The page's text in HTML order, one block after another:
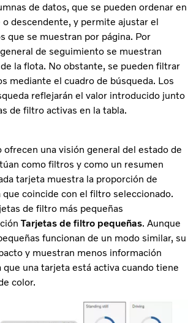
de datos, que se pueden ordenar en
descendente, y permite ajustar el
que se muestran por página. Por
de seguimiento se muestran
la flota. No obstante, se pueden filtrar
mediante el cuadro de búsqueda. Los
reflejarán el valor introducido junto
de filtro activas en la tabla.
una visión general del estado de
como filtros y como un resumen
tarjeta muestra la proporción de
coincide con el filtro seleccionado.
de filtro más pequeñas
Tarjetas de filtro pequeñas. Aunque
funcionan de un modo similar, su
y muestran menos información
que una tarjeta está activa cuando tiene
color.